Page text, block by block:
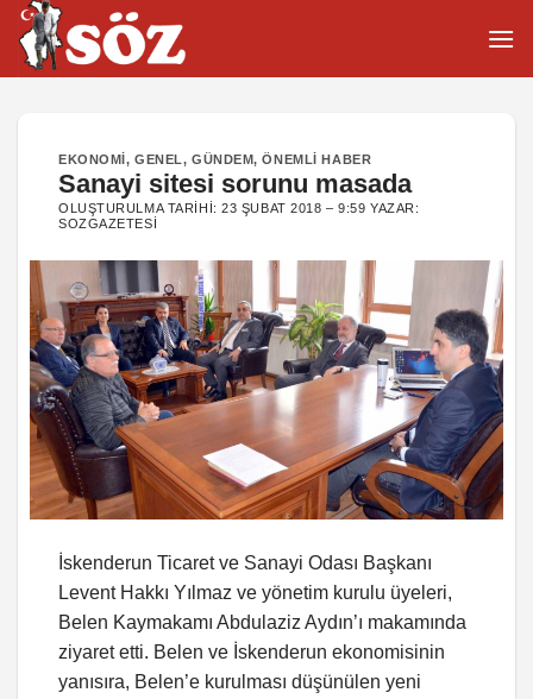
İçeriğe
atla
EKONOMI,GENEL, GÜNDEM,ÖNEMLI HABER
Sanayi sitesi sorunu masada
OLUŞTURULMA TARIHI:23 ŞUBAT 2018 – 9:59 YAZAR:
SOZGAZETESI
İskenderun Ticaret ve Sanayi Odası Başkanı
Levent Hakkı Yılmaz ve yönetim kurulu üyeleri,
Belen Kaymakamı Abdulaziz Aydın’ı makamında
ziyaret etti. Belen ve İskenderun ekonomisinin
yanısıra, Belen’e kurulması düşünülen yeni